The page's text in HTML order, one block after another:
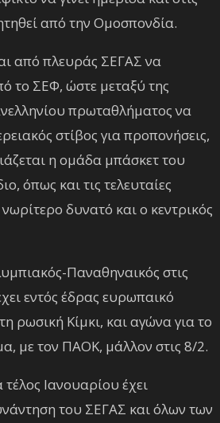
από την Ομοσπονδία.
από πλευράς ΣΕΓΑΣ να
το ΣΕΦ, ώστε μεταξύ της
πρωταθλήματος να
στίβος για προπονήσεις,
η ομάδα μπάσκετ του
όπως και τις τελευταίες
δυνατό και ο κεντρικός
Παναθηναικός στις
εντός έδρας ευρωπαικό
ρωσική Κίμκι, και αγώνα για το
με τον ΠΑΟΚ, μάλλον στις 8/2.
Ιανουαρίου έχει
του ΣΕΓΑΣ και όλων των